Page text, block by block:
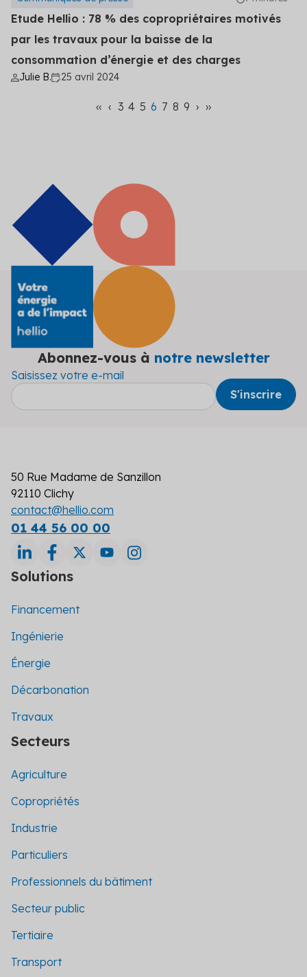
Etude Hellio : 78 % des copropriétaires motivés
par les travaux pour la baisse de la
consommation d’énergie et des charges
Julie B. 25 avril 2024
‹‹ ‹ 3 4 5 6 7 8 9 › ››
Abonnez-vous à notre newsletter
Saisissez votre e-mail
50 Rue Madame de Sanzillon
92110 Clichy
contact@hellio.com
01 44 56 00 00
Solutions
Financement
Ingénierie
Énergie
Décarbonation
Travaux
Secteurs
Agriculture
Copropriétés
Industrie
Particuliers
Professionnels du bâtiment
Secteur public
Tertiaire
Transport